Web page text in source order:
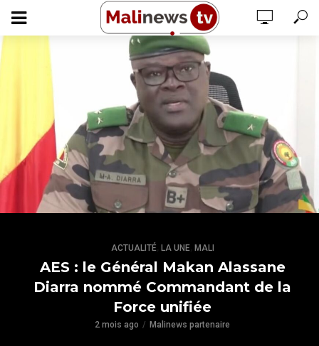
ACTUALITÉ, LA UNE, MALI
AES : le Général Makan Alassane
Diarra nommé Commandant de la
Force unifiée
2 mois ago Malinews partenaire